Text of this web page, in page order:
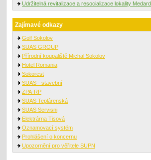
Udržitelná revitalizace a resocializace lokality Medard
Zajímavé odkazy
Golf Sokolov
SUAS GROUP
Přírodní koupaliště Michal Sokolov
Hotel Romania
Sokorest
SUAS - stavební
ZPA-RP
SUAS Teplárenská
SUAS Servisni
Elektrárna Tisová
Oznamovací systém
Prohlášení o koncernu
Upozornění pro věřitele SUPN